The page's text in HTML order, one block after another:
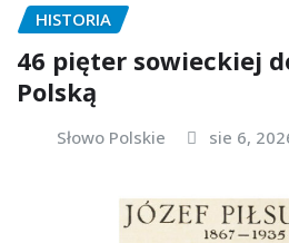
HISTORIA
46 pięter sowieckiej
Polską
Słowo Polskie sie 6,